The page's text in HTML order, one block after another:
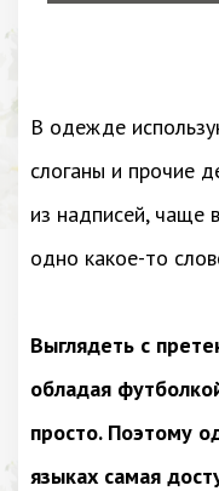
В одежде
слоганы и прочие
из надписей, чаще
одно какое-то
Выглядеть с
обладая
просто. Поэтому
языках самая